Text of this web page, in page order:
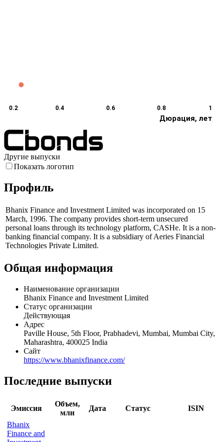
Дюрация, лет
0.2 0.4 0.6 0.8 1
Другие выпуски
Показать логотип
Профиль
Bhanix Finance and Investment Limited was incorporated on 15
March, 1996. The company provides short-term unsecured
personal loans through its technology platform, CASHe. It is a non-
banking financial company. It is a subsidiary of Aeries Financial
Technologies Private Limited.
Общая информация
Наименование организации
Bhanix Finance and Investment Limited
Статус организации
Действующая
Адрес
Paville House, 5th Floor, Prabhadevi, Mumbai, Mumbai City,
Maharashtra, 400025 India
Сайт
https://www.bhanixfinance.com/
Последние выпуски
Эмиссия
Объем,
млн
Дата Статус
ISIN
Bhanix
Finance and